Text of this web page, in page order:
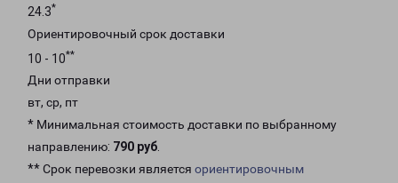
24.3*
Ориентировочный срок доставки
10 - 10**
Дни отправки
вт, ср, пт
* Минимальная стоимость доставки по выбранному
направлению: 790 руб.
** Срок перевозки является ориентировочным